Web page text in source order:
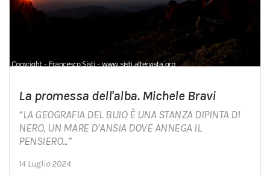
La promessa dell'alba. Michele Bravi
“LA GEOGRAFIA DEL BUIO È UNA STANZA DIPINTA DI
NERO, UN MARE D’ANSIA DOVE ANNEGA IL
PENSIERO...”
14 Luglio 2024